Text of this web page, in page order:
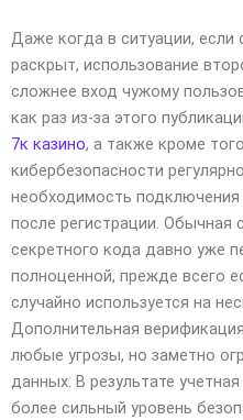
Даже когда в ситуации, если
раскрыт, использование
сложнее вход чужому
как раз из-за этого
7к казино, а также кроме
кибербезопасности
необходимость
после регистрации. Обычная
секретного кода давно уже
полноценной, прежде всего
случайно используется на
Дополнительная
любые угрозы, но заметно
данных. В результате
более сильный уровень